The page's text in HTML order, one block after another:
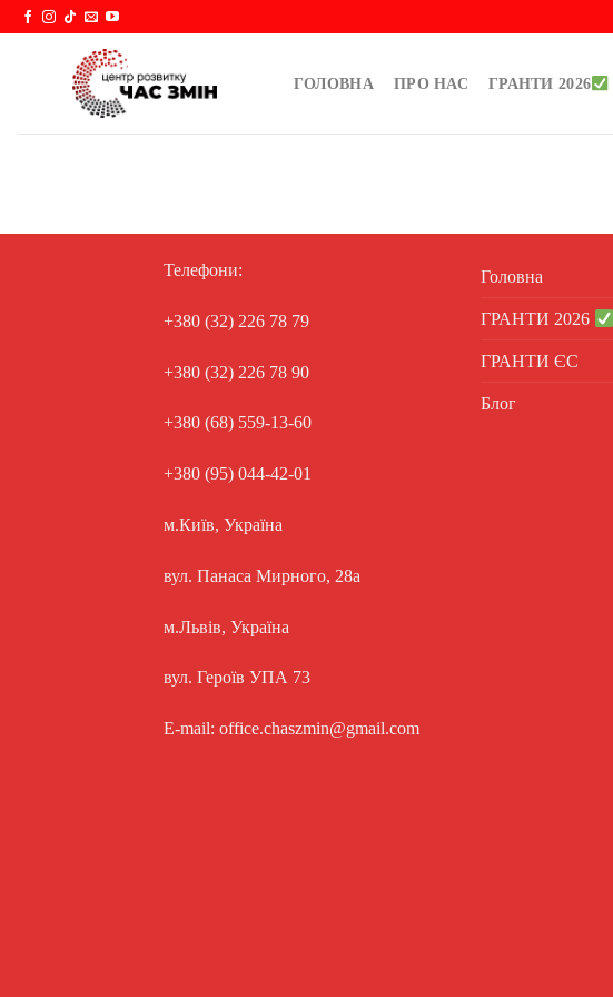
Skip
ГОЛОВНА ПРО НАС ГРАНТИ 2026
Телефони:
+380 (32) 226 78 79
+380 (32) 226 78 90
+380 (68) 559-13-60
+380 (95) 044-42-01
м.Київ, Україна
вул. Панаса Мирного, 28а
м.Львів, Україна
вул. Героїв УПА 73
E-mail: office.chaszmin@gmail.com
Головна
ГРАНТИ 2026
ГРАНТИ ЄС
Блог